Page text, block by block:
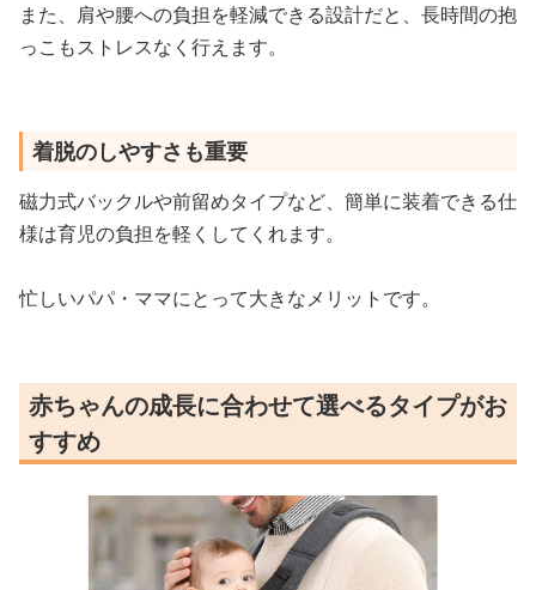
また、肩や腰への負担を軽減できる設計だと、長時間の抱
っこもストレスなく行えます。
着脱のしやすさも重要
磁力式バックルや前留めタイプなど、簡単に装着できる仕
様は育児の負担を軽くしてくれます。
忙しいパパ・ママにとって大きなメリットです。
赤ちゃんの成長に合わせて選べるタイプがお
すすめ